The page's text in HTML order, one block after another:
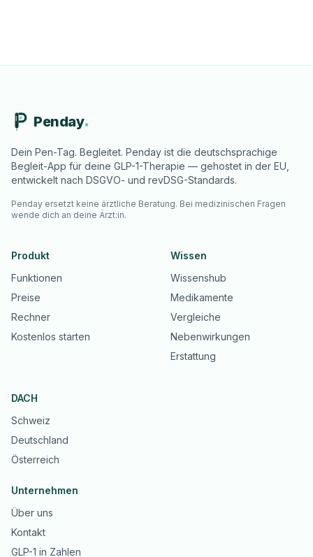
Penday
Dein Pen-Tag. Begleitet. Penday ist die deutschsprachige
Begleit-App für deine GLP-1-Therapie — gehostet in der EU,
entwickelt nach DSGVO- und revDSG-Standards.
Penday ersetzt keine ärztliche Beratung. Bei medizinischen Fragen
wende dich an deine Ärzt:in.
Produkt
Funktionen
Preise
Rechner
Kostenlos starten
Wissen
Wissenshub
Medikamente
Vergleiche
Nebenwirkungen
Erstattung
DACH
Schweiz
Deutschland
Österreich
Unternehmen
Über uns
Kontakt
GLP-1 in Zahlen